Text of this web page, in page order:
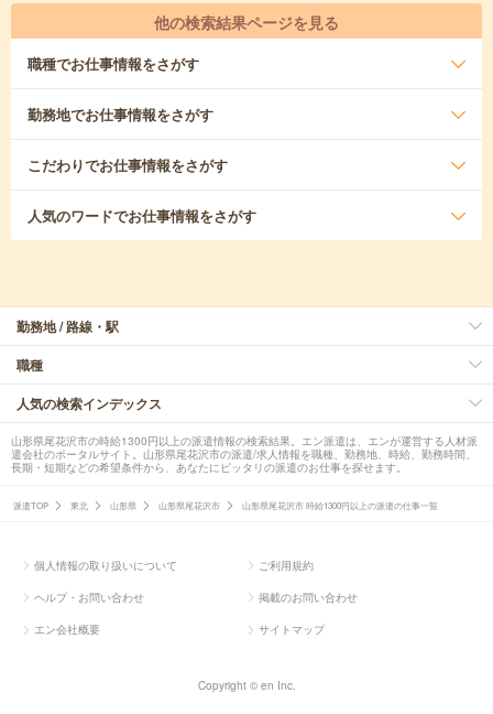
他の検索結果ページを見る
職種でお仕事情報をさがす
勤務地でお仕事情報をさがす
こだわりでお仕事情報をさがす
人気のワードでお仕事情報をさがす
勤務地 / 路線・駅
職種
人気の検索インデックス
山形県尾花沢市の時給1300円以上の派遣情報の検索結果。エン派遣は、エンが運営する人材派
遣会社のポータルサイト。山形県尾花沢市の派遣/求人情報を職種、勤務地、時給、勤務時間、
長期・短期などの希望条件から、あなたにピッタリの派遣のお仕事を探せます。
派遣TOP 東北 山形県 山形県尾花沢市 山形県尾花沢市 時給1300円以上の派遣の仕事一覧
個人情報の取り扱いについて ご利用規約
ヘルプ・お問い合わせ 掲載のお問い合わせ
エン会社概要 サイトマップ
Copyright © en Inc.